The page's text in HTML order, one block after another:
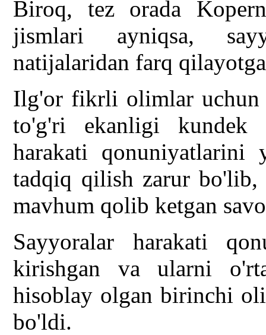
Biroq, tez orada
jismlari ayniqsa,
natijalaridan farq
Ilg'or fikrli olimlar uchun
to'g'ri ekanligi kundek
harakati qonuniyatlarini
tadqiq qilish zarur
mavhum qolib ketgan
Sayyoralar harakati
kirishgan va ularni
hisoblay olgan birinchi
bo'ldi.